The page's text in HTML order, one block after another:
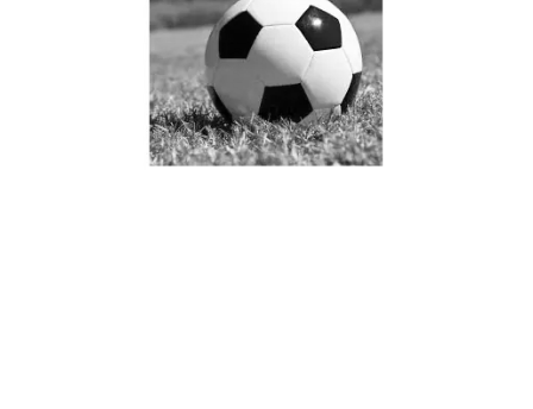
金年会勇士在季后赛激战
中以3比2战胜火箭展现强
大实力与团队默契